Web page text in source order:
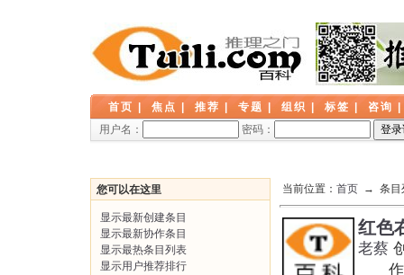
首页 焦点 推荐 专题 组织 标签 咨询
用户名：
密码：
您可以在这里
显示最新创建条目
显示最新协作条目
显示最热条目列表
显示用户推荐排行
当前位置： 首页 → 条目
红色
老蔡
作